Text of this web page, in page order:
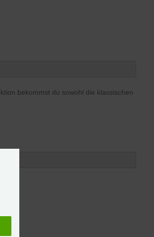
bekommst du sowohl die klassischen